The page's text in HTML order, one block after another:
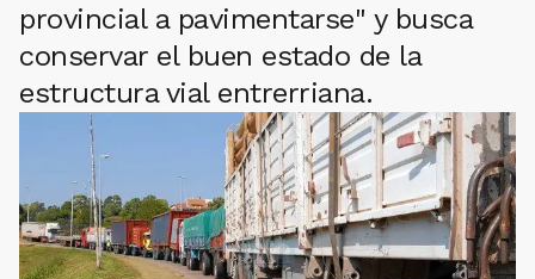
provincial a pavimentarse" y busca
conservar el buen estado de la
estructura vial entrerriana.